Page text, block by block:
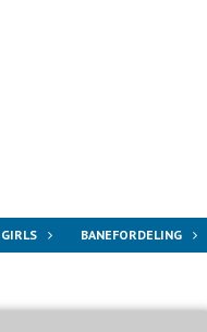
BANEFORDELING